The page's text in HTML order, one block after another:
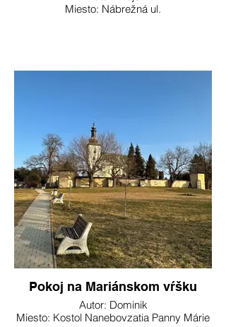
Miesto: Nábrežná ul.
Pokoj na Mariánskom vŕšku
Autor: Dominik
Miesto: Kostol Nanebovzatia Panny Márie